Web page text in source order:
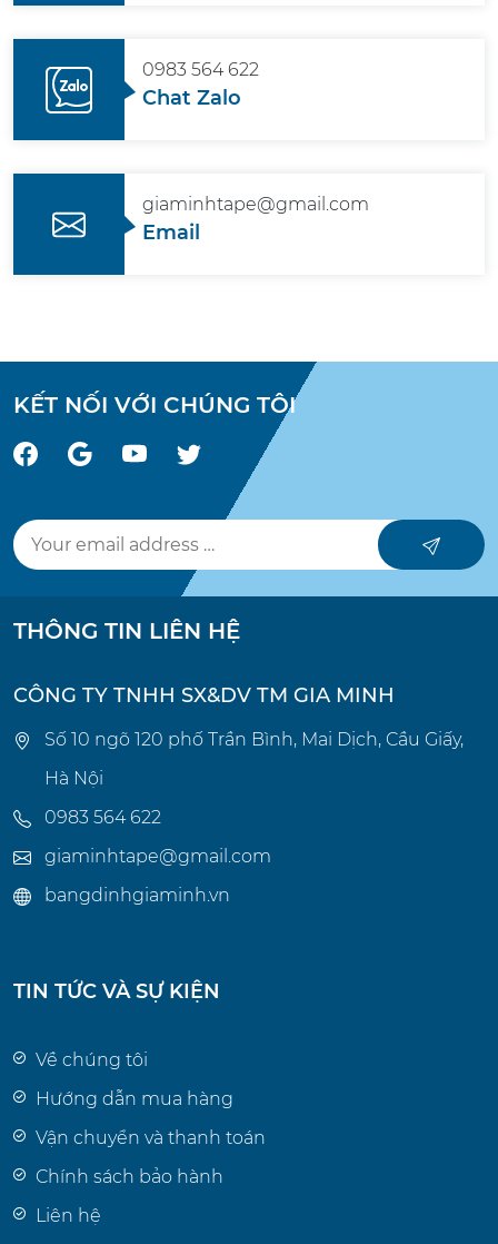
0983 564 622
Chat Zalo
giaminhtape@gmail.com
Email
KẾT NỐI VỚI CHÚNG TÔI
THÔNG TIN LIÊN HỆ
CÔNG TY TNHH SX&DV TM GIA MINH
Số 10 ngõ 120 phố Trần Bình, Mai Dịch, Cầu Giấy,
Hà Nội
0983 564 622
giaminhtape@gmail.com
bangdinhgiaminh.vn
TIN TỨC VÀ SỰ KIỆN
Về chúng tôi
Hướng dẫn mua hàng
Vận chuyển và thanh toán
Chính sách bảo hành
Liên hệ